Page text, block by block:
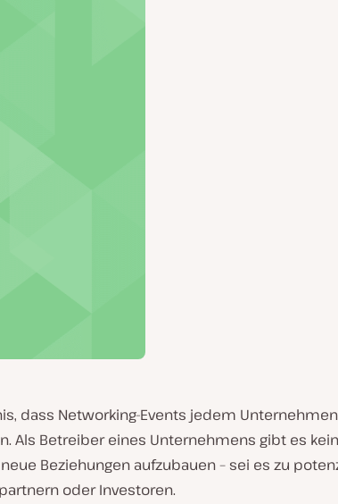
dass Networking-Events jedem
Als Betreiber eines Unternehmens gibt es
Beziehungen aufzubauen – sei es zu
oder Investoren.